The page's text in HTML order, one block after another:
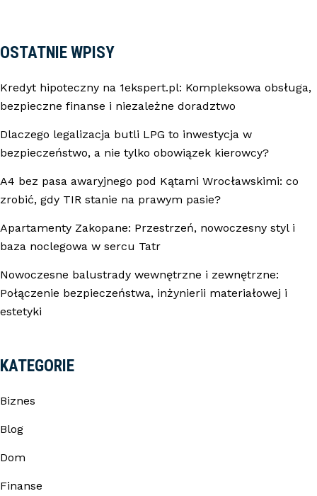
OSTATNIE WPISY
Kredyt hipoteczny na 1ekspert.pl: Kompleksowa obsługa,
bezpieczne finanse i niezależne doradztwo
Dlaczego legalizacja butli LPG to inwestycja w
bezpieczeństwo, a nie tylko obowiązek kierowcy?
A4 bez pasa awaryjnego pod Kątami Wrocławskimi: co
zrobić, gdy TIR stanie na prawym pasie?
Apartamenty Zakopane: Przestrzeń, nowoczesny styl i
baza noclegowa w sercu Tatr
Nowoczesne balustrady wewnętrzne i zewnętrzne:
Połączenie bezpieczeństwa, inżynierii materiałowej i
estetyki
KATEGORIE
Biznes
Blog
Dom
Finanse